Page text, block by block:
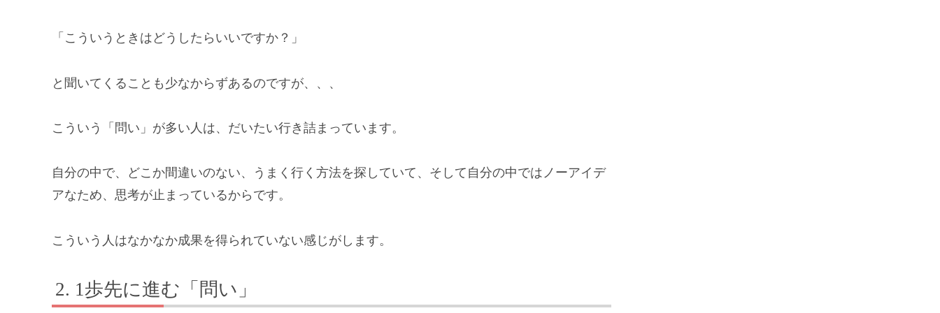
「こういうときはどうしたらいいですか？」
と聞いてくることも少なからずあるのですが、、、
こういう「問い」が多い人は、だいたい行き詰まっています。
自分の中で、どこか間違いのない、うまく行く方法を探していて、そして自分の中ではノーアイデ
アなため、思考が止まっているからです。
こういう人はなかなか成果を得られていない感じがします。
1歩先に進む「問い」